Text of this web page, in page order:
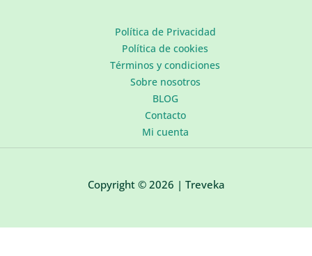
Política de Privacidad
Política de cookies
Términos y condiciones
Sobre nosotros
BLOG
Contacto
Mi cuenta
Copyright © 2026 | Treveka